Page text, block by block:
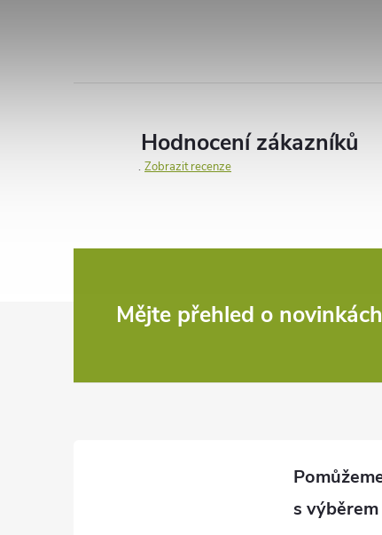
Hodnocení zákazníků
Zobrazit recenze
Mějte přehled o novinkách